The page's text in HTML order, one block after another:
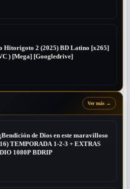
Hitorigoto 2 (2025) BD Latino [x265]
) [Mega] [Googledrive]
Ver más →
de Dios en este maravilloso
TEMPORADA 1-2-3 + EXTRAS
1080P BDRIP